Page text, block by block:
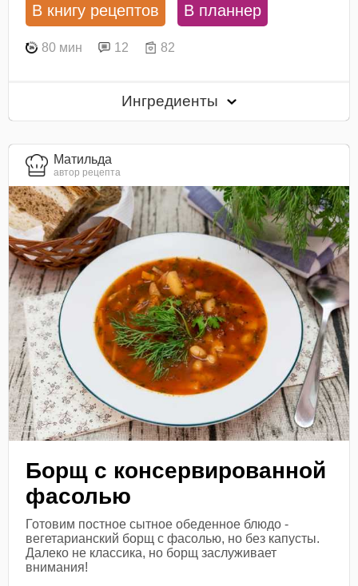
В книгу рецептов В планнер
80 мин 12 82
Ингредиенты
Матильда
автор рецепта
Борщ с консервированной
фасолью
Готовим постное сытное обеденное блюдо -
вегетарианский борщ с фасолью, но без капусты.
Далеко не классика, но борщ заслуживает
внимания!